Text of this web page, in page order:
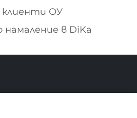
клиенти ОУ
в DiKa